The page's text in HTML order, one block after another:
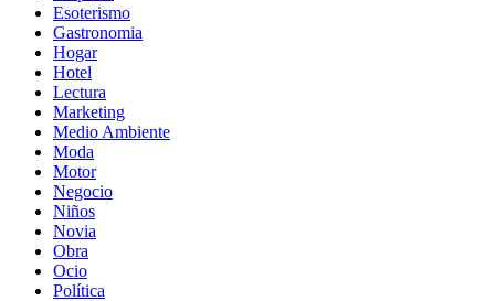
Esoterismo
Gastronomia
Hogar
Hotel
Lectura
Marketing
Medio Ambiente
Moda
Motor
Negocio
Niños
Novia
Obra
Ocio
Política